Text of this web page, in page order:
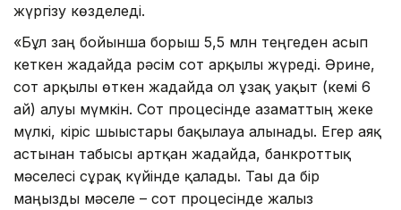
жүргізу көзделеді.
«Бұл заң бойынша борыш 5,5 млн теңгеден асып
кеткен жағдайда рәсім сот арқылы жүреді. Әрине,
сот арқылы өткен жағдайда ол ұзақ уақыт (кемі 6
ай) алуы мүмкін. Сот процесінде азаматтың жеке
мүлкі, кіріс шығыстары бақылауға алынады. Егер аяқ
астынан табысы артқан жағдайда, банкроттық
мәселесі сұрақ күйінде қалады. Тағы да бір
маңызды мәселе – сот процесінде жалғыз